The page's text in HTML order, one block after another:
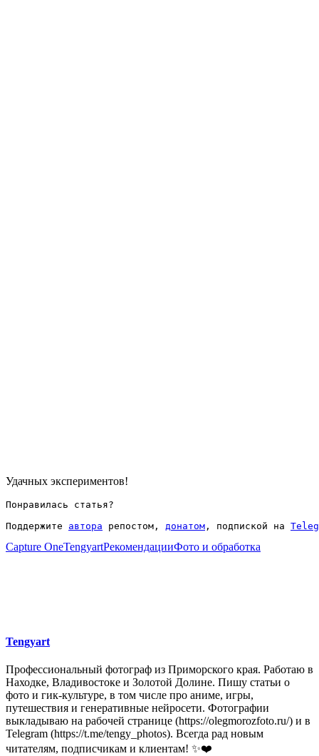
Удачных экспериментов!
Понравилась статья?
Поддержите автора репостом, донатом , подпиской на
Capture OneTengyartРекомендацииФото и обработка
Tengyart
Профессиональный фотограф из Приморского края. Работаю в
Находке, Владивостоке и Золотой Долине. Пишу статьи о
фото и гик-культуре, в том числе про аниме, игры,
путешествия и генеративные нейросети. Фотографии
выкладываю на рабочей странице (https://olegmorozfoto.ru/) и в
Telegram (https://t.me/tengy_photos). Всегда рад новым
читателям, подписчикам и клиентам! ✨❤️